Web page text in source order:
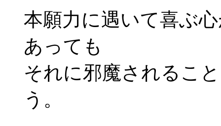
本願力に遇いて喜ぶ
あっても
それに邪魔されるこ
う。